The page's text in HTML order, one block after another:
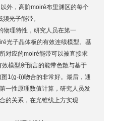
外，高阶moiré布里渊区的每个
光子能带。
物理特性，研究人员在第一
光子晶体板的有效连续模型。基
对应的moiré能带可以被直接求
模型所预言的能带色散与基于
1(g-i))吻合的非常好。最后，通
一性原理数值计算，研究人员发
的关系，在光锥线上方实现